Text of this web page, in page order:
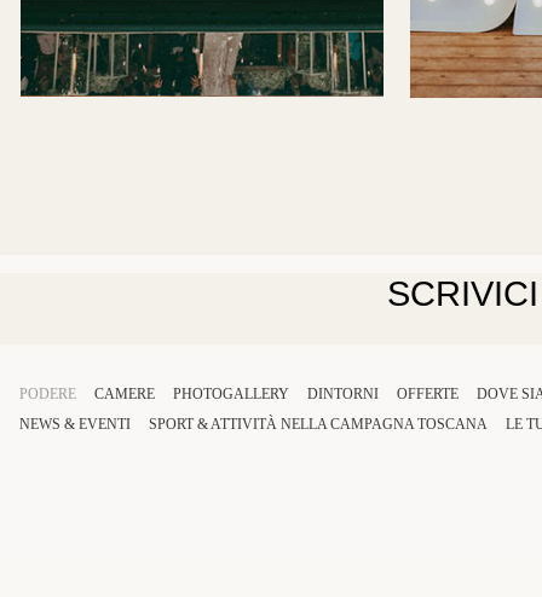
PODERE CAMERE PHOTOGALLERY DINTORNI OFFERTE
DOVE
NEWS & EVENTI
SPORT&ATTIVITÀ NELLACAMPAGNA TOSCANA LE